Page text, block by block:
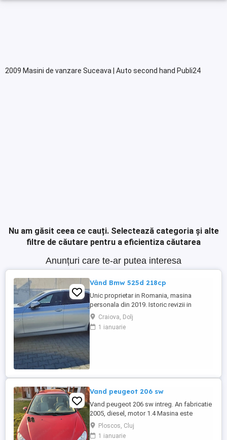
2009 Masini de vanzare Suceava | Auto second hand Publi24
Nu am găsit ceea ce cauți. Selectează categoria și alte
filtre de căutare pentru a eficientiza căutarea
Anunțuri care te-ar putea interesa
Vând Bmw 525d 218cp
Unic proprietar in Romania, masina
personala din 2019. Istoric revizii in
service autorizat (deține facturile). BMW
525D Facelift Euro6, motorizare 2.0
Biturbo 218 cp, cutie automata cu
Craiova, Dolj
1 ianuarie
Vand peugeot 206 sw
Vand peugeot 206 sw intreg. An fabricatie
2005, diesel, motor 1.4 Masina este
radiata. Pentru mai multe detalii va rog
sunati la nr. de telefon afisat:
Ploscos, Cluj
1 ianuarie